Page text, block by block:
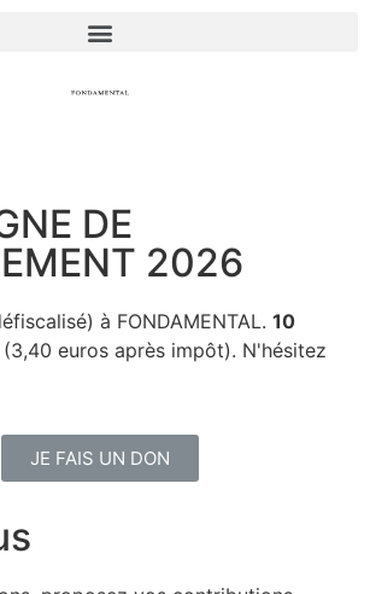
DE
2026
à FONDAMENTAL. 10
(3,40 euros après impôt). N'hésitez
JE FAIS UN DON